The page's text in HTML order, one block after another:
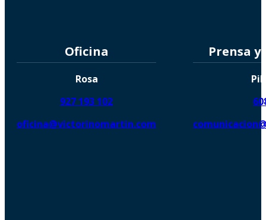
Oficina
Rosa
927 193 102
oficina@victorinomartin.com
Prensa